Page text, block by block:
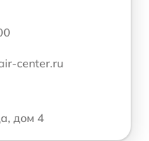
center.ru
дом 4